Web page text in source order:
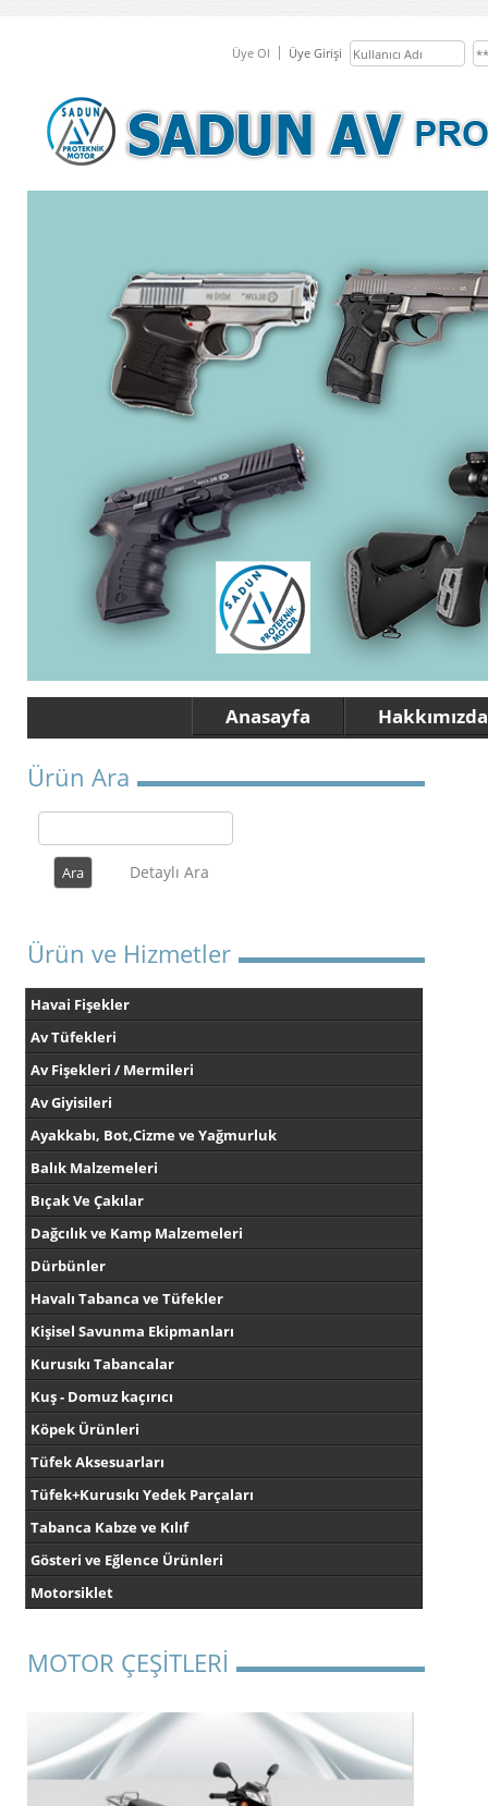
Üye Ol Üye Girişi
Anasayfa Hakkımızda
Ürün Ara
Detaylı Ara
Ürün ve Hizmetler
Havai Fişekler
Av Tüfekleri
Av Fişekleri / Mermileri
Av Giyisileri
Ayakkabı, Bot,Cizme ve Yağmurluk
Balık Malzemeleri
Bıçak Ve Çakılar
Dağcılık ve Kamp Malzemeleri
Dürbünler
Havalı Tabanca ve Tüfekler
Kişisel Savunma Ekipmanları
Kurusıkı Tabancalar
Kuş - Domuz kaçırıcı
Köpek Ürünleri
Tüfek Aksesuarları
Tüfek+Kurusıkı Yedek Parçaları
Tabanca Kabze ve Kılıf
Gösteri ve Eğlence Ürünleri
Motorsiklet
MOTOR ÇEŞİTLERİ